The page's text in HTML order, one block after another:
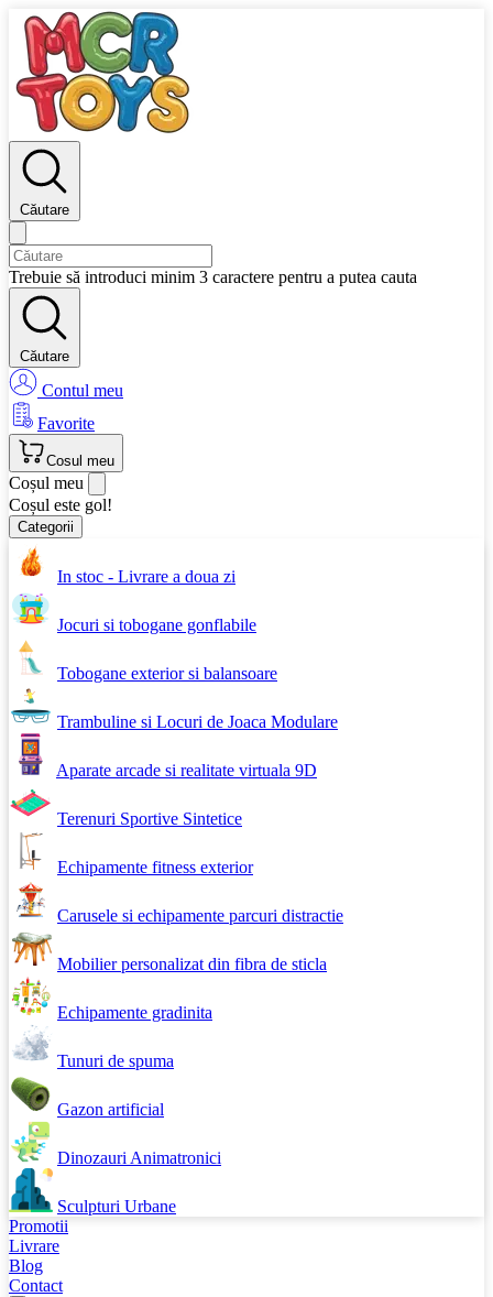
Căutare
Trebuie să introduci minim 3 caractere pentru a putea cauta
Căutare
Contul meu
Favorite
Cosul meu
Coșul meu
Coșul este gol!
Categorii
In stoc - Livrare a doua zi
Jocuri si tobogane gonflabile
Tobogane exterior si balansoare
Trambuline si Locuri de Joaca Modulare
Aparate arcade si realitate virtuala 9D
Terenuri Sportive Sintetice
Echipamente fitness exterior
Carusele si echipamente parcuri distractie
Mobilier personalizat din fibra de sticla
Echipamente gradinita
Tunuri de spuma
Gazon artificial
Dinozauri Animatronici
Sculpturi Urbane
Promotii
Livrare
Blog
Contact